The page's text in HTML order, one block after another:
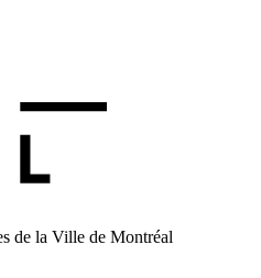
de la Ville de Montréal